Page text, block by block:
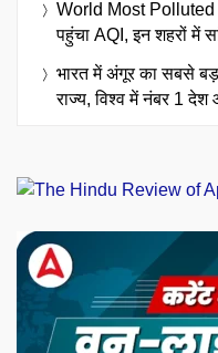
World Most
पहुंचा AQI, इन शहरों में
भारत में अंगूर का सबसे
राज्य, विश्व में नंबर 1 देश